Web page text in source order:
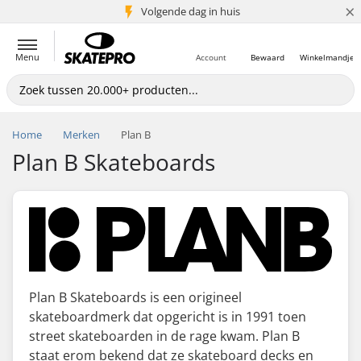
Volgende dag in huis
5+ mln. klanten ×
Menu Winkelmandje
Bewaard
Account
Home Merken Plan B
Plan B Skateboards
Plan B Skateboards is een origineel
skateboardmerk dat opgericht is in 1991 toen
street skateboarden in de rage kwam. Plan B
staat erom bekend dat ze skateboard decks en